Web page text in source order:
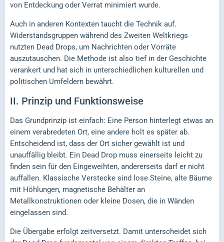
von Entdeckung oder Verrat minimiert wurde.
Auch in anderen Kontexten taucht die Technik auf.
Widerstandsgruppen während des Zweiten Weltkriegs
nutzten Dead Drops, um Nachrichten oder Vorräte
auszutauschen. Die Methode ist also tief in der Geschichte
verankert und hat sich in unterschiedlichen kulturellen und
politischen Umfeldern bewährt.
II. Prinzip und Funktionsweise
Das Grundprinzip ist einfach: Eine Person hinterlegt etwas an
einem verabredeten Ort, eine andere holt es später ab.
Entscheidend ist, dass der Ort sicher gewählt ist und
unauffällig bleibt. Ein Dead Drop muss einerseits leicht zu
finden sein für den Eingeweihten, andererseits darf er nicht
auffallen. Klassische Verstecke sind lose Steine, alte Bäume
mit Höhlungen, magnetische Behälter an
Metallkonstruktionen oder kleine Dosen, die in Wänden
eingelassen sind.
Die Übergabe erfolgt zeitversetzt. Damit unterscheidet sich